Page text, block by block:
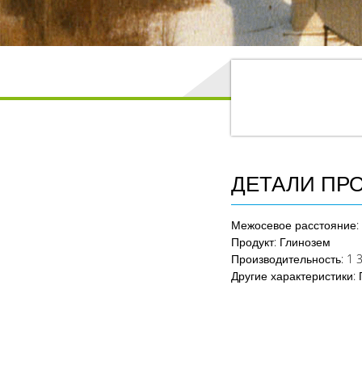
ДЕТАЛИ
Межосевое расстояние
Продукт: Глинозем
Производительность: 1
Другие